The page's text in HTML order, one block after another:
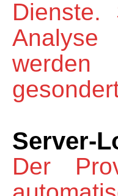
Analyse
werden
Server-
Der